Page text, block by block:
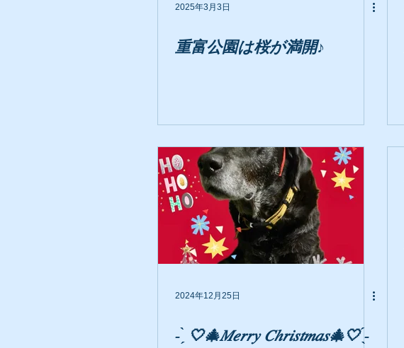
2025年3月3日
重富公園は桜が満開♪
2024年12月25日
- ̗̀ 🤍🎄𝑀𝑒𝑟𝑟𝑦 𝐶ℎ𝑟𝑖𝑠𝑡𝑚𝑎𝑠🎄🤍 ̖́-